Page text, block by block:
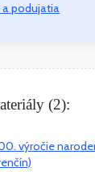
a podujatia
(2):
výročie